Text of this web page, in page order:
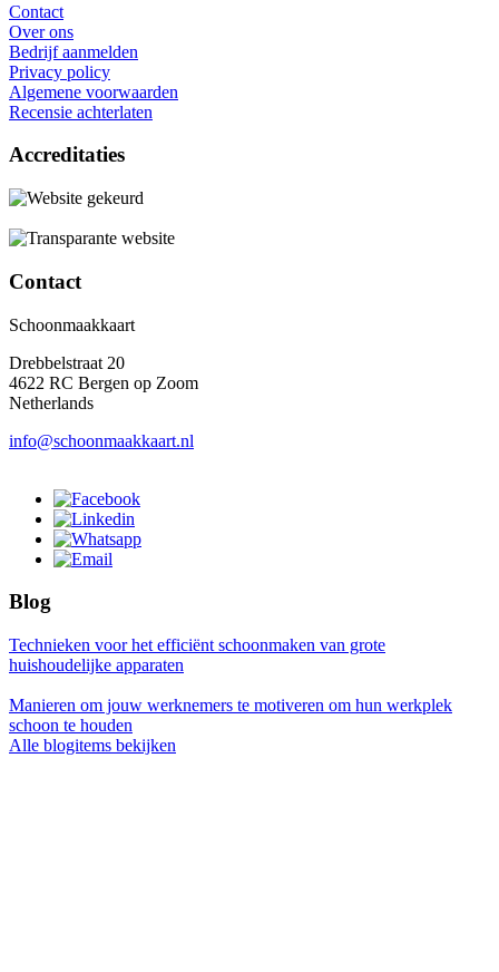
Contact
Over ons
Bedrijf aanmelden
Privacy policy
Algemene voorwaarden
Recensie achterlaten
Accreditaties
Contact
Schoonmaakkaart
Drebbelstraat 20
4622 RC Bergen op Zoom
Netherlands
info@schoonmaakkaart.nl
Blog
Technieken voor het efficiënt schoonmaken van grote
huishoudelijke apparaten
Manieren om jouw werknemers te motiveren om hun werkplek
schoon te houden
Alle blogitems bekijken